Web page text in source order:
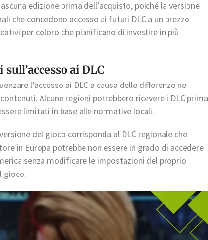
edizione prima dell’acquisto, poiché la versione
che concedono accesso ai futuri DLC a un prezzo
per coloro che pianificano di investire in più
ai DLC
l’accesso ai DLC a causa delle differenze nei
Alcune regioni potrebbero ricevere i DLC prima
limitati in base alle normative locali.
del gioco corrisponda al DLC regionale che
in Europa potrebbe non essere in grado di accedere
senza modificare le impostazioni del proprio
gioco.